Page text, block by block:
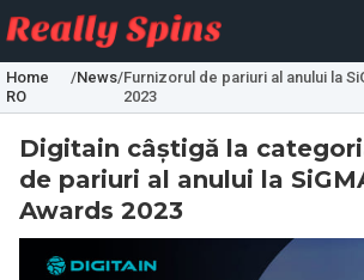
Home
RO
/News/Furnizorul de pariuri al anului la
2023
Digitain câștigă la
de pariuri al anului la
Awards 2023